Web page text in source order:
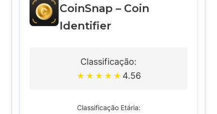
CoinSnap – Coin
Identifier
Classificação:
★ ★ ★ ★ ★ 4.56
Classificação Etária: